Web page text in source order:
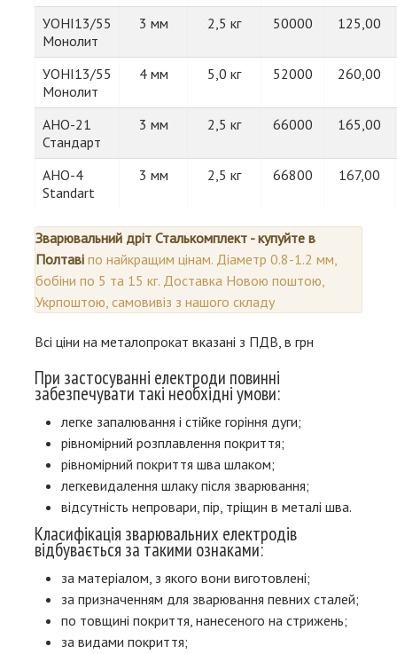
УОНІ13/55
Монолит
3 мм 2,5 кг 50000 125,00
УОНІ13/55
Монолит
4 мм 5,0 кг 52000 260,00
АНО-21
Стандарт
3 мм 2,5 кг 66000 165,00
АНО-4
Standart
3 мм 2,5 кг 66800 167,00
Зварювальний дріт Сталькомплект - купуйте в
Полтаві по найкращим цінам. Діаметр 0.8-1.2 мм,
бобіни по 5 та 15 кг. Доставка Новою поштою,
Укрпоштою, самовивіз з нашого складу
Всі ціни на металопрокат вказані з ПДВ, в грн
При застосуванні електроди повинні
забезпечувати такі необхідні умови:
легке запалювання і стійке горіння дуги;
рівномірний розплавлення покриття;
рівномірний покриття шва шлаком;
легкевидалення шлаку після зварювання;
відсутність непровари, пір, тріщин в металі шва.
Класифікація зварювальних електродів
відбувається за такими ознаками:
за матеріалом, з якого вони виготовлені;
за призначенням для зварювання певних сталей;
по товщині покриття, нанесеного на стрижень;
за видами покриття;